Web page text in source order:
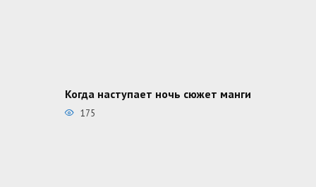
Когда наступает ночь сюжет манги
175